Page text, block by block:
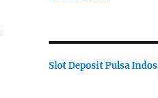
Slot Deposit Pulsa